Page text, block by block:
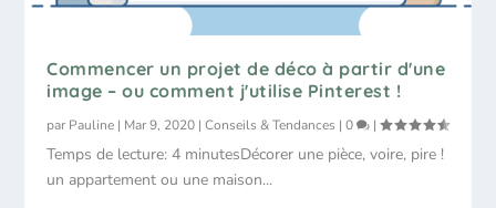
Commencer un projet de déco à partir d'une
image – ou comment j'utilise Pinterest !
par Pauline | Mar 9, 2020 |Conseils & Tendances |0 |
Temps de lecture: 4 minutesDécorer une pièce, voire, pire !
un appartement ou une maison...